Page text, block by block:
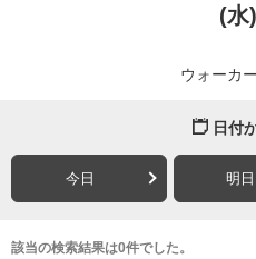
(水)
ウォーカ
日付
今日 明日
該当の検索結果は0件でした。